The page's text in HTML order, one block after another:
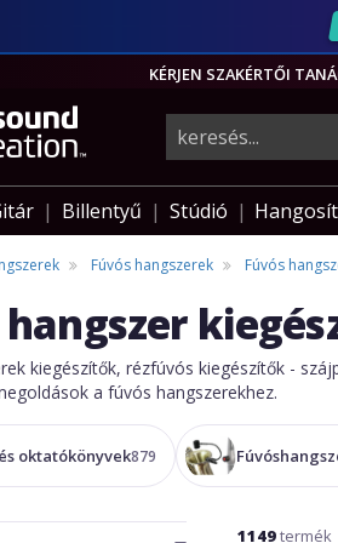
KÉRJEN SZAKÉRTŐI
Billentyű Stúdió
Fúvós hangszerek Fúvós
hangszer
kiegészítők, rézfúvós kiegészítők -
a fúvós hangszerekhez.
oktatókönyvek879
1149termék